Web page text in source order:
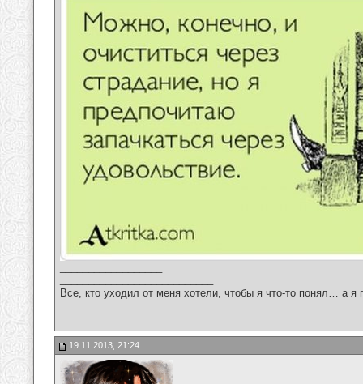
Все, кто уходил от меня хотели, чтобы я что-то понял… а
19.11.2013, 21:24